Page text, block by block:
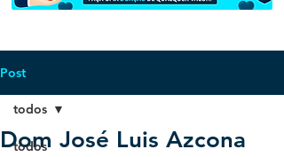
Post
todos
todos
Dom José Luis Azcona